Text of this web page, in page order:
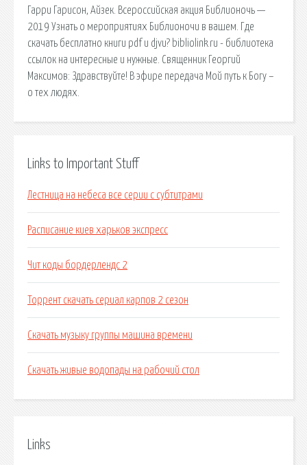
Гарри Гарисон, Айзек. Всероссийская акция Библионочь —
2019 Узнать о мероприятиях Библионочи в вашем. Где
скачать бесплатно книги pdf и djvu? bibliolink.ru - библиотека
ссылок на интересные и нужные. Священник Георгий
Максимов: Здравствуйте! В эфире передача Мой путь к Богу –
о тех людях.
Links to Important Stuff
Лестница на небеса все серии с субтитрами
Расписание киев харьков экспресс
Чит коды бордерлендс 2
Торрент скачать сериал карпов 2 сезон
Скачать музыку группы машина времени
Скачать живые водопады на рабочий стол
Links